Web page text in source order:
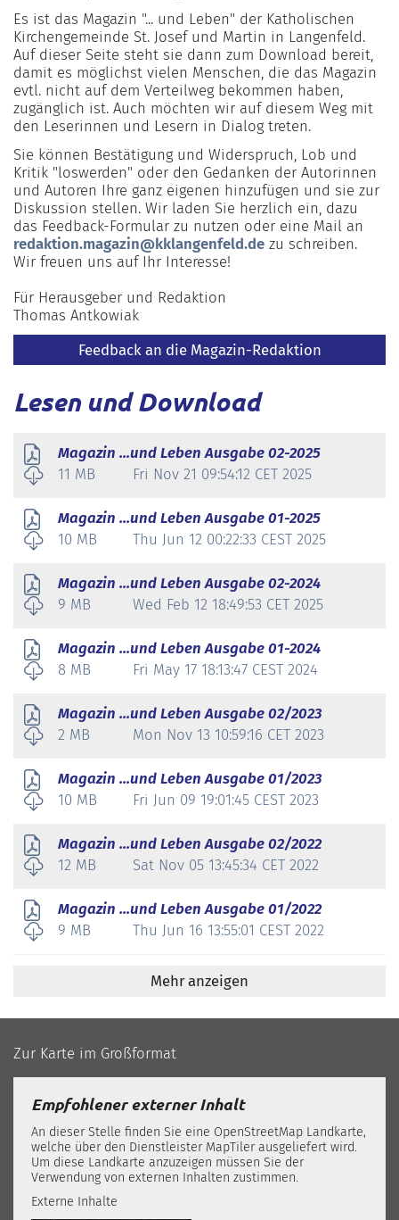
Es ist das Magazin "... und Leben" der Katholischen
Kirchengemeinde St. Josef und Martin in Langenfeld.
Auf dieser Seite steht sie dann zum Download bereit,
damit es möglichst vielen Menschen, die das Magazin
evtl. nicht auf dem Verteilweg bekommen haben,
zugänglich ist. Auch möchten wir auf diesem Weg mit
den Leserinnen und Lesern in Dialog treten.
Sie können Bestätigung und Widerspruch, Lob und
Kritik "loswerden" oder den Gedanken der Autorinnen
und Autoren Ihre ganz eigenen hinzufügen und sie zur
Diskussion stellen. Wir laden Sie herzlich ein, dazu
das Feedback-Formular zu nutzen oder eine Mail an
redaktion.magazin@kklangenfeld.de zu schreiben.
Wir freuen uns auf Ihr Interesse!
Für Herausgeber und Redaktion
Thomas Antkowiak
Feedback an die Magazin-Redaktion
Lesen und Download
Magazin ...und Leben Ausgabe 02-2025
11 MB
Fri Nov 21 09:54:12 CET 2025
Magazin ...und Leben Ausgabe 01-2025
10 MB
Thu Jun 12 00:22:33 CEST 2025
Magazin ...und Leben Ausgabe 02-2024
9 MB
Wed Feb 12 18:49:53 CET 2025
Magazin ...und Leben Ausgabe 01-2024
8 MB
Fri May 17 18:13:47 CEST 2024
Magazin ...und Leben Ausgabe 02/2023
2 MB
Mon Nov 13 10:59:16 CET 2023
Magazin ...und Leben Ausgabe 01/2023
10 MB
Fri Jun 09 19:01:45 CEST 2023
Magazin ...und Leben Ausgabe 02/2022
12 MB
Sat Nov 05 13:45:34 CET 2022
Magazin ...und Leben Ausgabe 01/2022
9 MB
Thu Jun 16 13:55:01 CEST 2022
Mehr anzeigen
Zur Karte im Großformat
Empfohlener externer Inhalt
An dieser Stelle finden Sie eine OpenStreetMap Landkarte,
welche über den Dienstleister MapTiler ausgeliefert wird.
Um diese Landkarte anzuzeigen müssen Sie der
Verwendung von externen Inhalten zustimmen.
Externe Inhalte